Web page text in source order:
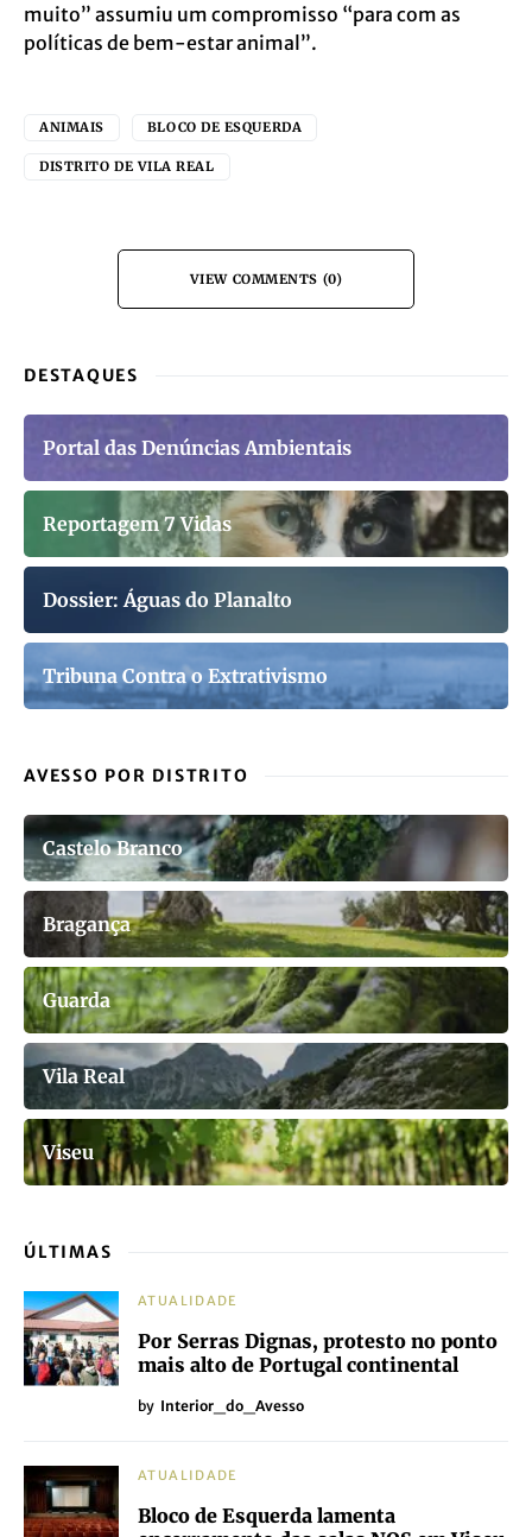
muito” assumiu um compromisso “para com as
políticas de bem-estar animal”.
ANIMAIS BLOCO DE ESQUERDA
DISTRITO DE VILA REAL
VIEW COMMENTS (0)
DESTAQUES
Portal das Denúncias Ambientais
Reportagem 7 Vidas
Dossier: Águas do Planalto
Tribuna Contra o Extrativismo
AVESSO POR DISTRITO
Castelo Branco
Bragança
Guarda
Vila Real
Viseu
ÚLTIMAS
ATUALIDADE
Por Serras Dignas, protesto no ponto
mais alto de Portugal continental
by Interior_do_Avesso
ATUALIDADE
Bloco de Esquerda lamenta